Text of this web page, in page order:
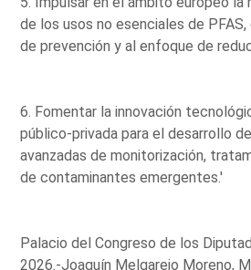
de los usos no esenciales de
de prevención y al enfoque de
6. Fomentar la innovación
público-privada para el desarrollo
avanzadas de monitorización,
de contaminantes emergentes.'
Palacio del Congreso de los
2026.-Joaquín Melgarejo Moreno,